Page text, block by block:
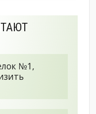
№1,